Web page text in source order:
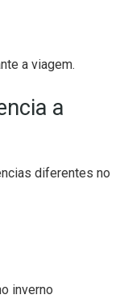
a viagem.
a
diferentes no
inverno